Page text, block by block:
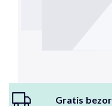
Gratis